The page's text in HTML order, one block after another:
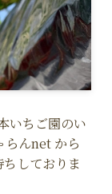
いちご園のい
らんnet から
しておりま